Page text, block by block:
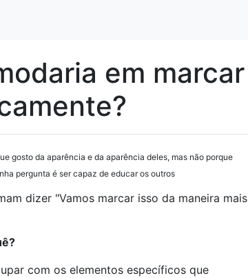
em marcar
gosto da aparência e da aparência deles, mas não porque
pergunta é ser capaz de educar os outros
dizer "Vamos marcar isso da maneira mais
com os elementos específicos que